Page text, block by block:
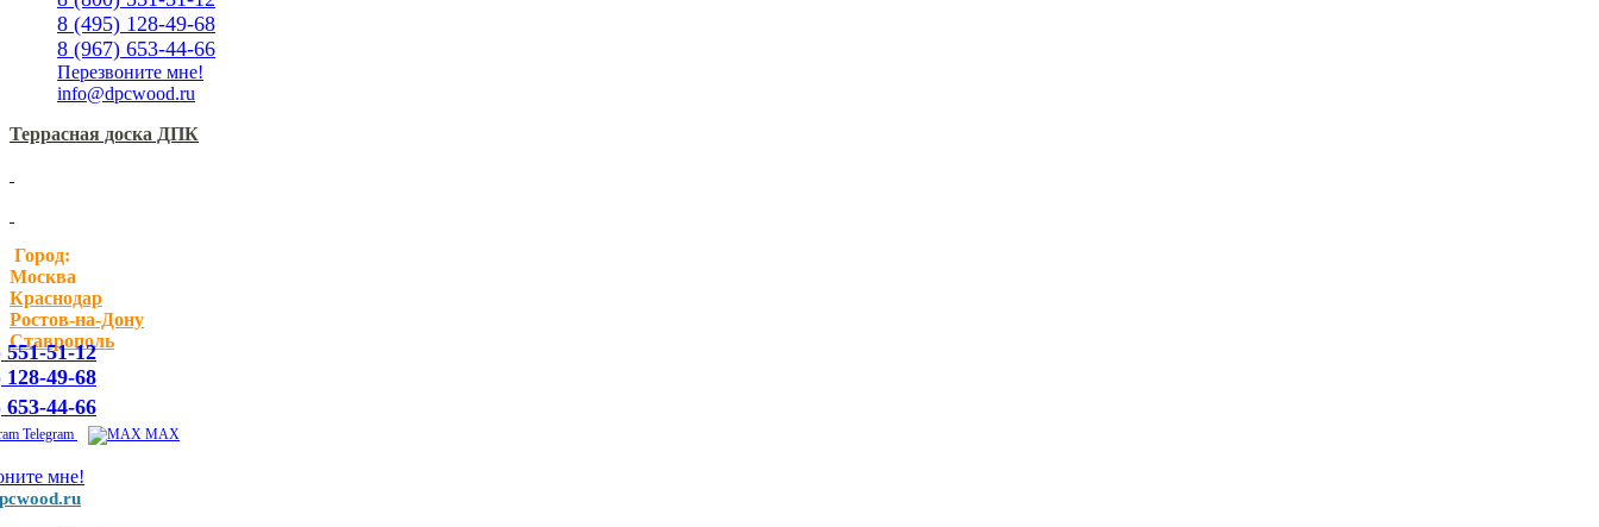
8 (495) 128-49-68
8 (967) 653-44-66
Перезвоните мне!
info@dpcwood.ru
Террасная доска ДПК
Город:
Москва
Краснодар
Ростов-на-Дону
Ставрополь
551-51-12
128-49-68
653-44-66
Telegram MAX
мне!